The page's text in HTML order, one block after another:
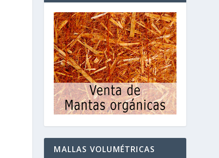
MALLAS VOLUMÉTRICAS